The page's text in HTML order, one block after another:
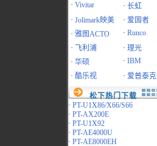
· Vivitar · 长虹
· Jolimark映美 · 爱国者
· 雅图ACTO · Runco
·
飞利浦 · 理光
· 华硕 · IBM
· 酷乐视 · 爱普泰克
松下热门下载
· PT-U1X86/X66/S66
· PT-AX200E
· PT-U1X92
· PT-AE4000U
· PT-AE8000EH